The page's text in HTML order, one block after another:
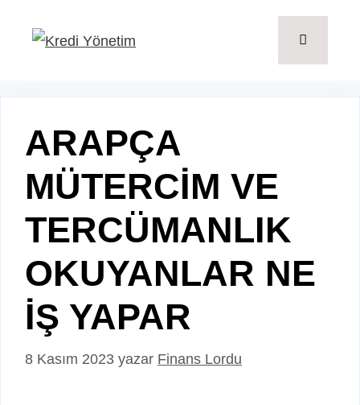
ARAPÇA
MÜTERCİM VE
TERCÜMANLIK
OKUYANLAR NE
İŞ YAPAR
8 Kasım 2023 yazar Finans Lordu